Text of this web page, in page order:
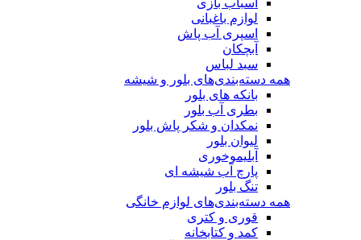
اسباب بازی
لوازم باغبانی
اسپری آب پاش
آبچکان
سبد لباس
همه دسته‌بندی‌های بلور و شیشه
بانکه های بلور
بطری آب بلور
نمکدان و شکر پاش بلور
لیوان بلور
آبلیموخوری
پارچ آب شیشه ای
تنگ بلور
همه دسته‌بندی‌های لوازم خانگی
قوری و کتری
کمد و کتابخانه